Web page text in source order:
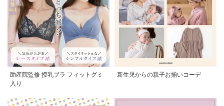
助産院監修 授乳ブラ フィットグミ
入り
新生児からの親子お揃いコーデ